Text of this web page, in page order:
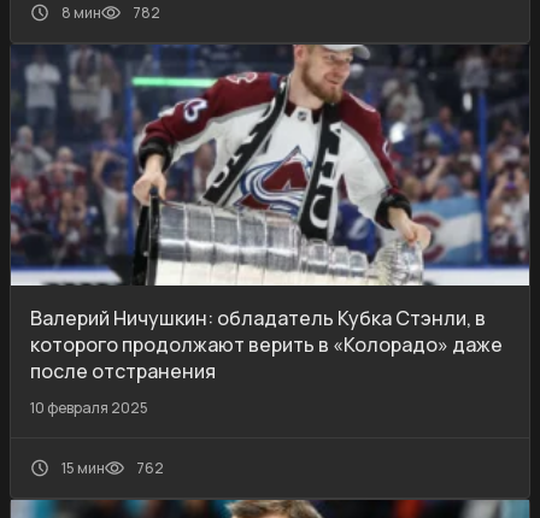
8 мин 782
Валерий Ничушкин: обладатель Кубка Стэнли, в
которого продолжают верить в «Колорадо» даже
после отстранения
10 февраля 2025
15 мин 762